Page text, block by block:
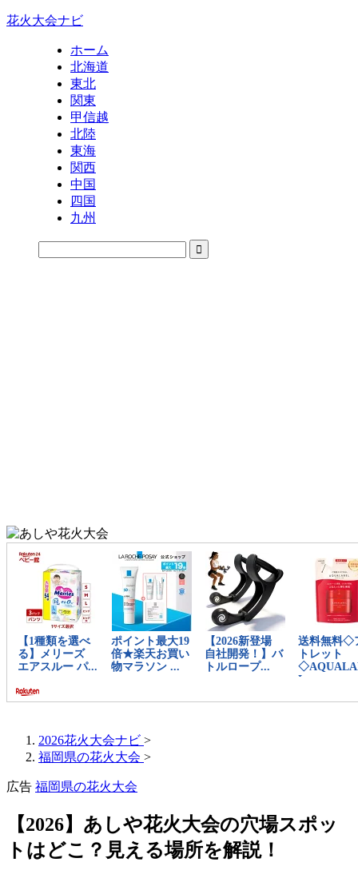
花火大会ナビ
ホーム
北海道
東北
関東
甲信越
北陸
東海
関西
中国
四国
九州
2026花火大会ナビ >
福岡県の花火大会 >
広告 福岡県の花火大会
【2026】あしや花火大会の穴場スポッ
トはどこ？見える場所を解説！